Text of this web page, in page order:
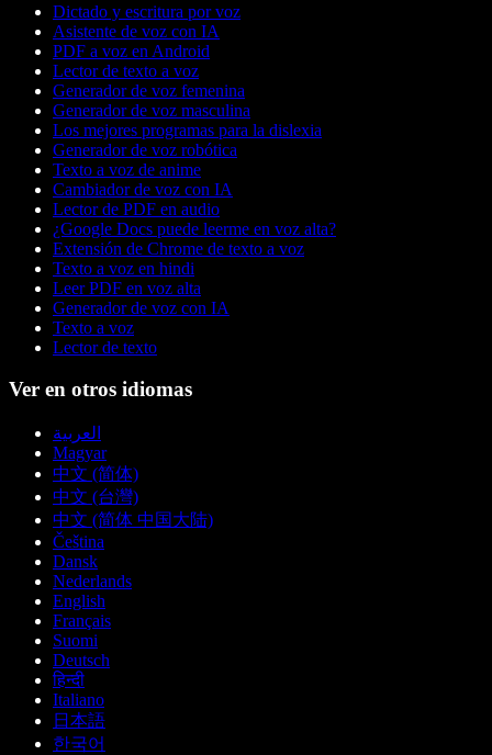
Dictado y escritura por voz
Asistente de voz con IA
PDF a voz en Android
Lector de texto a voz
Generador de voz femenina
Generador de voz masculina
Los mejores programas para la dislexia
Generador de voz robótica
Texto a voz de anime
Cambiador de voz con IA
Lector de PDF en audio
¿Google Docs puede leerme en voz alta?
Extensión de Chrome de texto a voz
Texto a voz en hindi
Leer PDF en voz alta
Generador de voz con IA
Texto a voz
Lector de texto
Ver en otros idiomas
العربية
Magyar
中文 (简体)
中文 (台灣)
中文 (简体 中国大陆)
Čeština
Dansk
Nederlands
English
Français
Suomi
Deutsch
हिन्दी
Italiano
日本語
한국어